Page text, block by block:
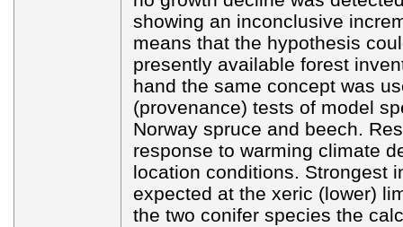
showing an inconclusive
means that the hypothesis
presently available forest
hand the same concept was
(provenance) tests of model
Norway spruce and beech.
response to warming climate
location conditions. Strongest
expected at the xeric (lower)
the two conifer species the